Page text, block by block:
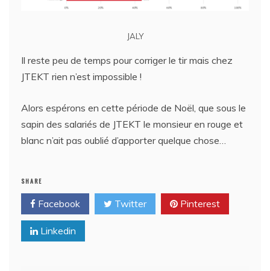
JALY
Il reste peu de temps pour corriger le tir mais chez
JTEKT rien n’est impossible !
Alors espérons en cette période de Noël, que sous le
sapin des salariés de JTEKT le monsieur en rouge et
blanc n’ait pas oublié d’apporter quelque chose…
SHARE
Facebook Twitter Pinterest
Linkedin